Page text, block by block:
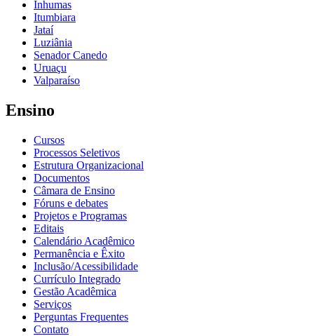
Inhumas
Itumbiara
Jataí
Luziânia
Senador Canedo
Uruaçu
Valparaíso
Ensino
Cursos
Processos Seletivos
Estrutura Organizacional
Documentos
Câmara de Ensino
Fóruns e debates
Projetos e Programas
Editais
Calendário Acadêmico
Permanência e Êxito
Inclusão/Acessibilidade
Currículo Integrado
Gestão Acadêmica
Serviços
Perguntas Frequentes
Contato